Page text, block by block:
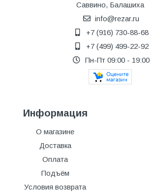
Саввино, Балашиха
info@rezar.ru
+7 (916) 730-88-68
+7 (499) 499-22-92
Пн-Пт 09:00 - 19:00
Информация
О магазине
Доставка
Оплата
Подъём
Условия возврата